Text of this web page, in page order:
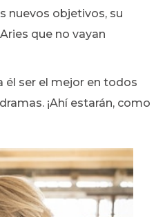
nuevos objetivos, su
que no vayan
él ser el mejor en todos
¡Ahí estarán, como